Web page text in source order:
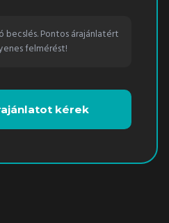
Pontos árajánlatért
felmérést!
kérek